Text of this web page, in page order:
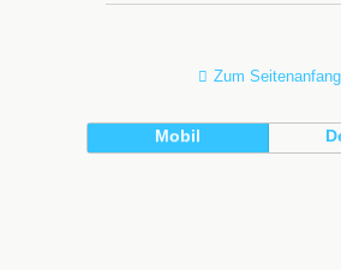
Zum Seitenanfang
Mobil